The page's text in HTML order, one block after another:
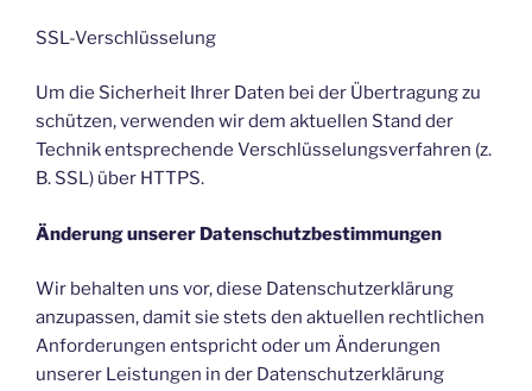
SSL-Verschlüsselung
Um die Sicherheit Ihrer Daten bei der Übertragung zu
schützen, verwenden wir dem aktuellen Stand der
Technik entsprechende Verschlüsselungsverfahren (z.
B. SSL) über HTTPS.
Änderung unserer Datenschutzbestimmungen
Wir behalten uns vor, diese Datenschutzerklärung
anzupassen, damit sie stets den aktuellen rechtlichen
Anforderungen entspricht oder um Änderungen
unserer Leistungen in der Datenschutzerklärung